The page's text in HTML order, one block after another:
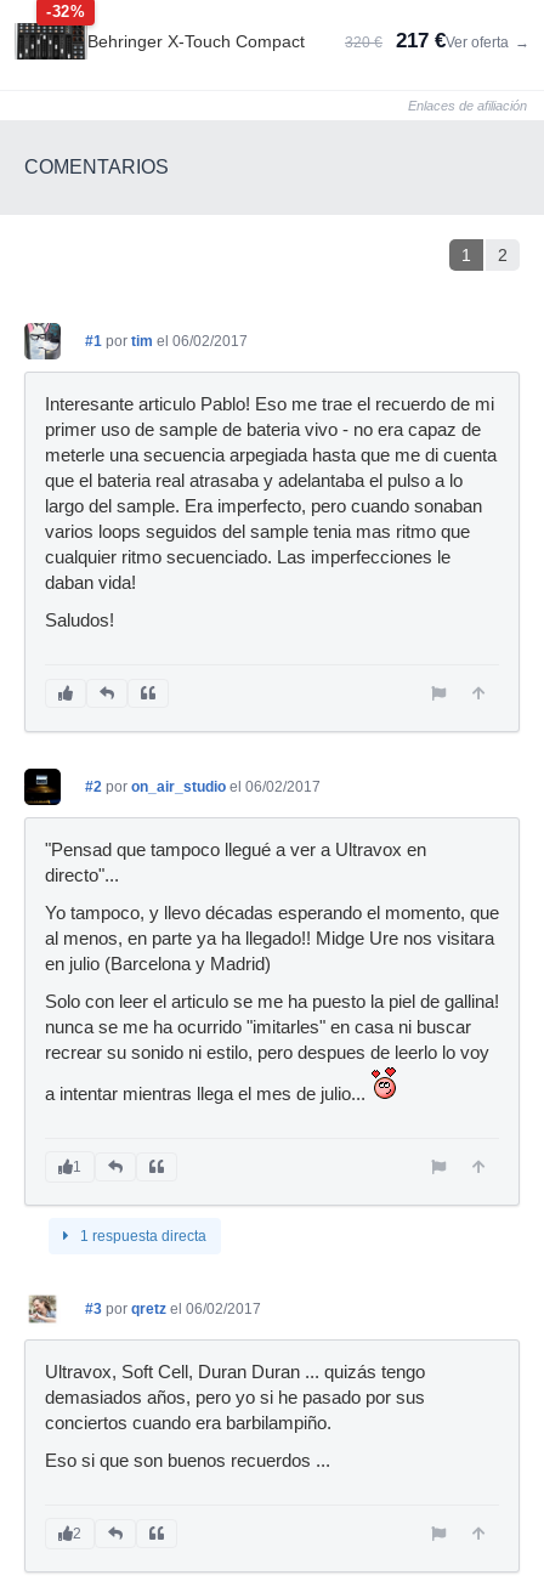
-32%
Behringer X-Touch Compact 320 € 217 €Ver oferta →
Enlaces de afiliación
COMENTARIOS
1 2
#1 por tim el 06/02/2017
Interesante articulo Pablo! Eso me trae el recuerdo de mi
primer uso de sample de bateria vivo - no era capaz de
meterle una secuencia arpegiada hasta que me di cuenta
que el bateria real atrasaba y adelantaba el pulso a lo
largo del sample. Era imperfecto, pero cuando sonaban
varios loops seguidos del sample tenia mas ritmo que
cualquier ritmo secuenciado. Las imperfecciones le
daban vida!
Saludos!
#2 por on_air_studio el 06/02/2017
"Pensad que tampoco llegué a ver a Ultravox en
directo"...
Yo tampoco, y llevo décadas esperando el momento, que
al menos, en parte ya ha llegado!! Midge Ure nos visitara
en julio (Barcelona y Madrid)
Solo con leer el articulo se me ha puesto la piel de gallina!
nunca se me ha ocurrido "imitarles" en casa ni buscar
recrear su sonido ni estilo, pero despues de leerlo lo voy
a intentar mientras llega el mes de julio...
1
1 respuesta directa
#3 por qretz el 06/02/2017
Ultravox, Soft Cell, Duran Duran ... quizás tengo
demasiados años, pero yo si he pasado por sus
conciertos cuando era barbilampiño.
Eso si que son buenos recuerdos ...
2